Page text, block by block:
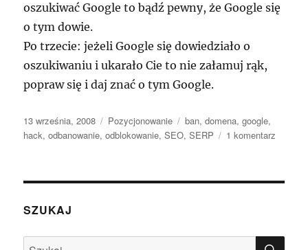
oszukiwać Google to bądź pewny, że Google się
o tym dowie.
Po trzecie: jeżeli Google się dowiedziało o
oszukiwaniu i ukarało Cie to nie załamuj rąk,
popraw się i daj znać o tym Google.
Data
publikacji
13 września, 2008 Kategorie
Pozycjonowanie Tagi
ban,domena,google,
hack,odbanowanie,odblokowanie,SEO,SERP 1 komentarz
w
SZUKAJ
Szukaj: